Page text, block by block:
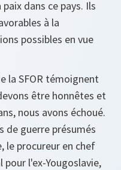
dans ce pays. Ils
à la
possibles en vue
la SFOR témoignent
être honnêtes et
nous avons échoué.
de guerre présumés
le procureur en chef
l'ex-Yougoslavie,